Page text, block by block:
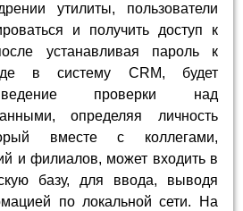
утилиты, пользователи
и получить доступ к
устанавливая пароль к
в систему CRM, будет
ведение проверки над
определяя личность
вместе с коллегами,
и филиалов, может входить в
базу, для ввода, выводя
по локальной сети. На